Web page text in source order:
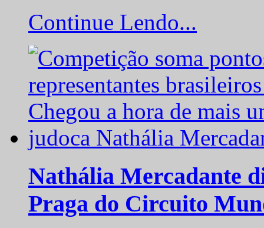
Continue Lendo...
Nathália Mercadante
Praga do Circuito